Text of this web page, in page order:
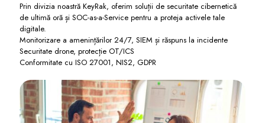
Prin divizia noastră KeyRak, oferim soluții de securitate cibernetică
de ultimă oră și SOC-as-a-Service pentru a proteja activele tale
digitale.
Monitorizare a amenințărilor 24/7, SIEM și răspuns la incidente
Securitate drone, protecție OT/ICS
Conformitate cu ISO 27001, NIS2, GDPR